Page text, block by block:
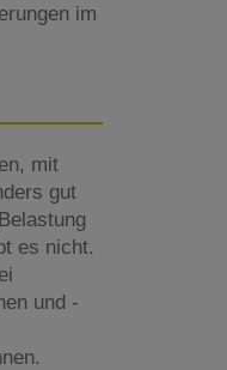
im
mit
gut
es nicht.
und -